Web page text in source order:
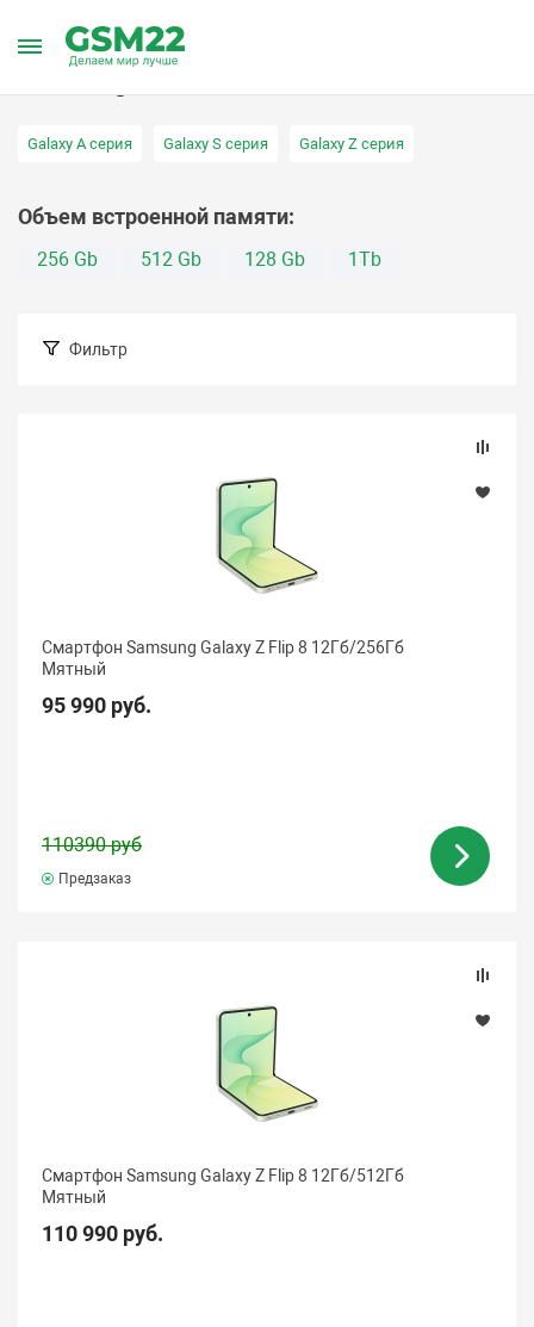
Главная Каталог товаров
Galaxy A серия Galaxy S серия Galaxy Z серия
Объем встроенной памяти:
256 Gb 512 Gb 128 Gb 1Tb
Фильтр
Цвет
Диагональ
Разрешения основных (тыловых) камер
Фронтальная камера
Стандарт GSM
Смартфон Samsung Galaxy Z Flip 8 12Гб/256Гб
Мятный
95 990 руб.
110390 руб
Предзаказ
Смартфон Samsung Galaxy Z Flip 8 12Гб/512Гб
Мятный
110 990 руб.